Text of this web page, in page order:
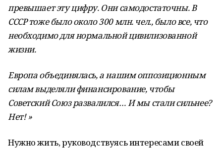
превышает эту цифру. Они самодостаточны. В
СССР тоже было около 300 млн. чел., было все, что
необходимо для нормальной цивилизованной
жизни.
Европа объединялась, а нашим оппозиционным
силам выделяли финансирование, чтобы
Советский Союз развалился… И мы стали сильнее?
Нет! »
Нужно жить, руководствуясь интересами своей